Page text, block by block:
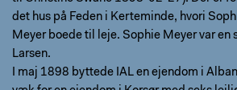
det hus på Feden i Kerteminde, hvori
Meyer boede til leje. Sophie Meyer var en
Larsen.
I maj 1898 byttede IAL en ejendom i